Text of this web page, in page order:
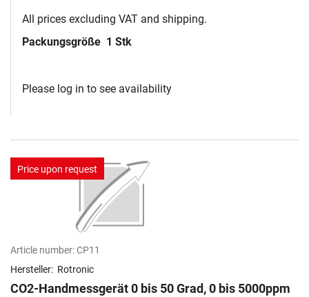
All prices excluding VAT and shipping.
Packungsgröße 1 Stk
Please log in to see availability
Price upon request
Article number:CP11
Hersteller: Rotronic
CO2-Handmessgerät 0 bis 50 Grad, 0 bis 5000ppm